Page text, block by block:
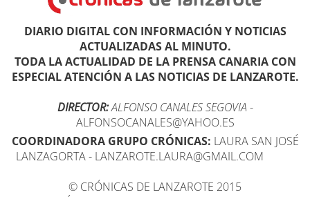
DIARIO DIGITAL CON INFORMACIÓN Y NOTICIAS
ACTUALIZADAS AL MINUTO.
TODA LA ACTUALIDAD DE LA PRENSA CANARIA CON
ESPECIAL ATENCIÓN A LAS NOTICIAS DE LANZAROTE.
DIRECTOR:ALFONSO CANALES SEGOVIA -
ALFONSOCANALES@YAHOO.ES
COORDINADORA GRUPO CRÓNICAS: LAURA SAN JOSÉ
LANZAGORTA - LANZAROTE.LAURA@GMAIL.COM
© CRÓNICAS DE LANZAROTE 2015